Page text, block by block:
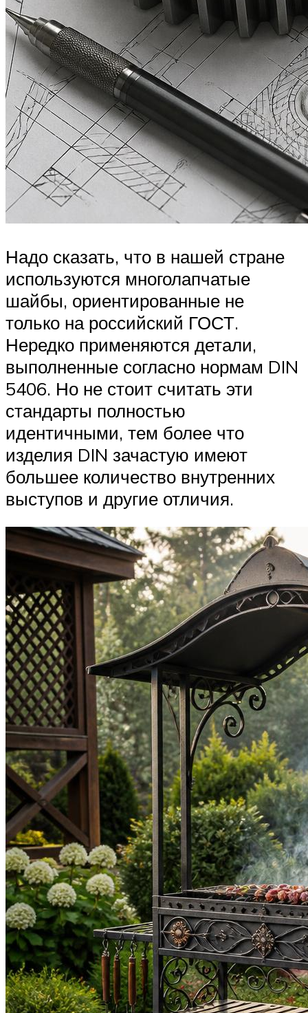
Надо сказать, что в нашей стране
используются многолапчатые
шайбы, ориентированные не
только на российский ГОСТ.
Нередко применяются детали,
выполненные согласно нормам DIN
5406. Но не стоит считать эти
стандарты полностью
идентичными, тем более что
изделия DIN зачастую имеют
большее количество внутренних
выступов и другие отличия.